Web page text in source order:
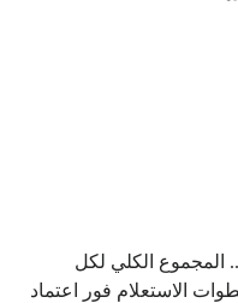
2026 بالدرجات.. المجموع الكلي لكل
الاستعلام فور اعتماد